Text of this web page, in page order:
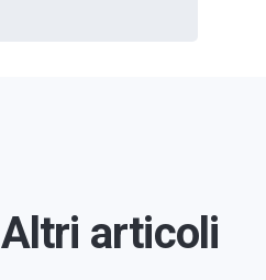
Altri articoli